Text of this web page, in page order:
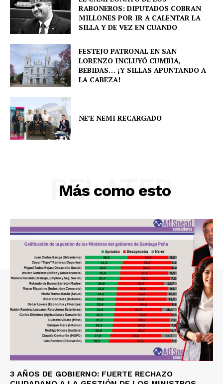
SUBSCRIBE NOW
Company
About
RABONEROS: DIPUTADOS COBRAN
MILLONES POR IR A CALENTAR LA
SILLA Y DE VEZ EN CUANDO
FESTEJO PATRONAL EN SAN
LORENZO INCLUYÓ CUMBIA,
BEBIDAS… ¡Y SILLAS APUNTANDO A
LA CABEZA!
ÑE’E ÑEMI RECARGADO
Más como esto
RELATED
3 AÑOS DE GOBIERNO: FUERTE RECHAZO